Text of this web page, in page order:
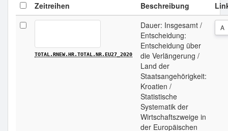
Zeitreihen Beschreibung
TOTAL.RNEW.HR.TOTAL.NR.EU27_2020
Dauer: Insgesamt /
Entscheidung:
Entscheidung über
die Verlängerung /
Land der
Staatsangehörigkeit:
Kroatien /
Statistische
Systematik der
Wirtschaftszweige in
der Europäischen
A